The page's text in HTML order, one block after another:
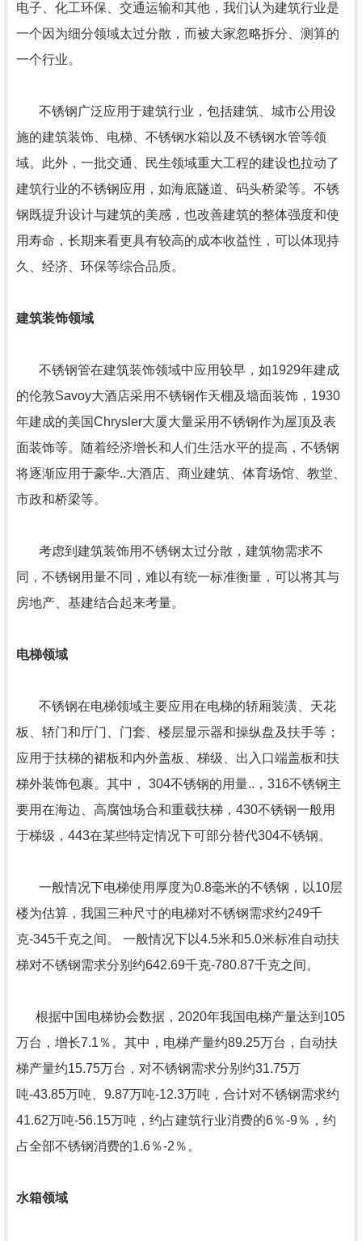
电子、化工环保、交通运输和其他，我们认为建筑行业是
一个因为细分领域太过分散，而被大家忽略拆分、测算的
一个行业。
不锈钢广泛应用于建筑行业，包括建筑、城市公用设
施的建筑装饰、电梯、不锈钢水箱以及不锈钢水管等领
域。此外，一批交通、民生领域重大工程的建设也拉动了
建筑行业的不锈钢应用，如海底隧道、码头桥梁等。不锈
钢既提升设计与建筑的美感，也改善建筑的整体强度和使
用寿命，长期来看更具有较高的成本收益性，可以体现持
久、经济、环保等综合品质。
建筑装饰领域
不锈钢管在建筑装饰领域中应用较早，如1929年建成
的伦敦Savoy大酒店采用不锈钢作天棚及墙面装饰，1930
年建成的美国Chrysler大厦大量采用不锈钢作为屋顶及表
面装饰等。随着经济增长和人们生活水平的提高，不锈钢
将逐渐应用于豪华..大酒店、商业建筑、体育场馆、教堂、
市政和桥梁等。
考虑到建筑装饰用不锈钢太过分散，建筑物需求不
同，不锈钢用量不同，难以有统一标准衡量，可以将其与
房地产、基建结合起来考量。
电梯领域
不锈钢在电梯领域主要应用在电梯的轿厢装潢、天花
板、轿门和厅门、门套、楼层显示器和操纵盘及扶手等；
应用于扶梯的裙板和内外盖板、梯级、出入口端盖板和扶
梯外装饰包裹。其中， 304不锈钢的用量..，316不锈钢主
要用在海边、高腐蚀场合和重载扶梯，430不锈钢一般用
于梯级，443在某些特定情况下可部分替代304不锈钢。
一般情况下电梯使用厚度为0.8毫米的不锈钢，以10层
楼为估算，我国三种尺寸的电梯对不锈钢需求约249千
克-345千克之间。 一般情况下以4.5米和5.0米标准自动扶
梯对不锈钢需求分别约642.69千克-780.87千克之间。
根据中国电梯协会数据，2020年我国电梯产量达到105
万台，增长7.1％。其中，电梯产量约89.25万台，自动扶
梯产量约15.75万台，对不锈钢需求分别约31.75万
吨-43.85万吨、9.87万吨-12.3万吨，合计对不锈钢需求约
41.62万吨-56.15万吨，约占建筑行业消费的6％-9％，约
占全部不锈钢消费的1.6％-2％。
水箱领域